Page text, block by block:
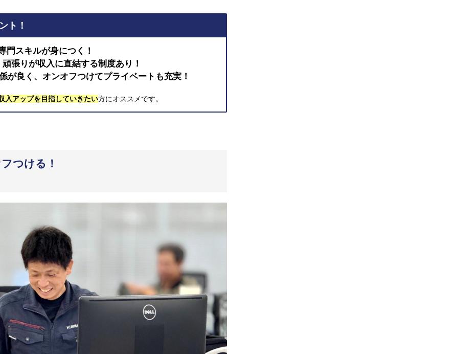
ト！
スキルが身につく！
張りが収入に直結する制度あり！
が良く、オンオフつけてプライベートも充実！
入アップを目指していきたい方にオススメです。
つける！